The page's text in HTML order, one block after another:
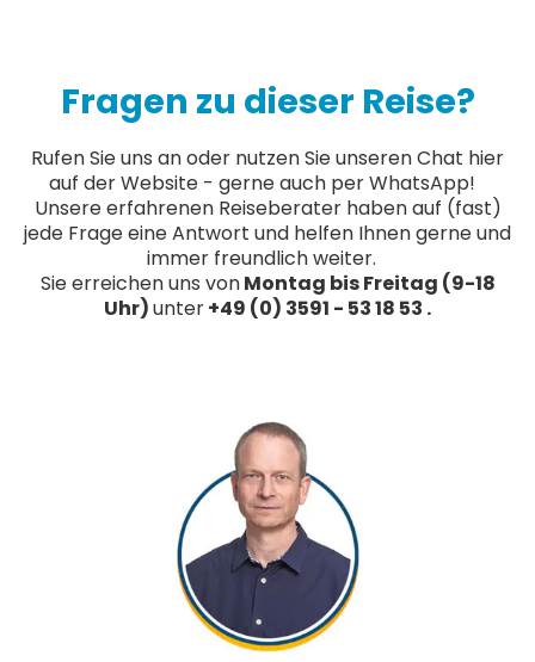
Fragen zu dieser Reise?
Rufen Sie uns an oder nutzen Sie unseren Chat hier
auf der Website - gerne auch per WhatsApp!
Unsere erfahrenen Reiseberater haben auf (fast)
jede Frage eine Antwort und helfen Ihnen gerne und
immer freundlich weiter.
Sie erreichen uns vonMontag bis Freitag (9-18
Uhr)unter+49 (0) 3591 - 53 18 53 .